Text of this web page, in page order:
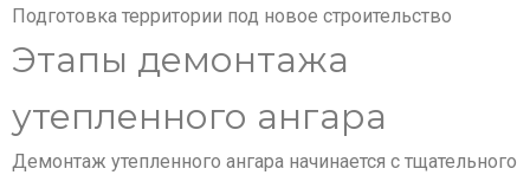
Подготовка территории под новое строительство
Этапы демонтажа
утепленного ангара
Демонтаж утепленного ангара начинается с тщательного